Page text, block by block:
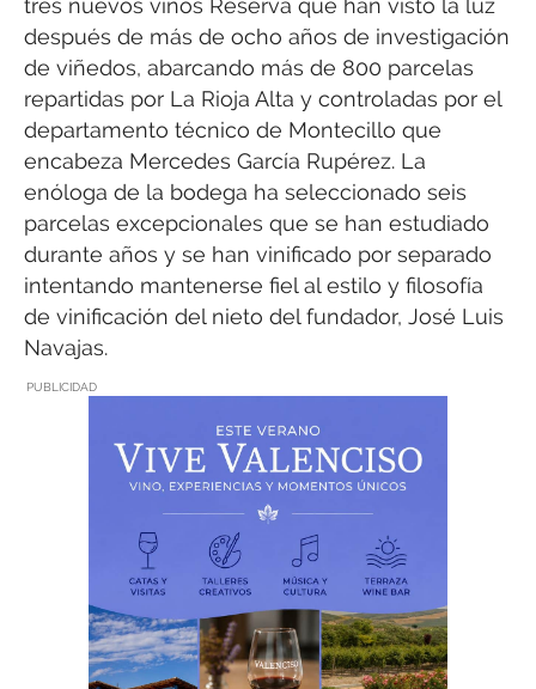
tres nuevos vinos Reserva que han visto la luz
después de más de ocho años de investigación
de viñedos, abarcando más de 800 parcelas
repartidas por La Rioja Alta y controladas por el
departamento técnico de Montecillo que
encabeza Mercedes García Rupérez. La
enóloga de la bodega ha seleccionado seis
parcelas excepcionales que se han estudiado
durante años y se han vinificado por separado
intentando mantenerse fiel al estilo y filosofía
de vinificación del nieto del fundador, José Luis
Navajas.
PUBLICIDAD